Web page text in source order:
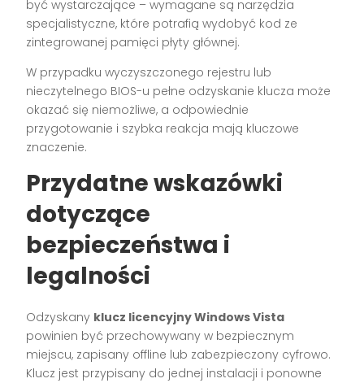
być wystarczające – wymagane są narzędzia
specjalistyczne, które potrafią wydobyć kod ze
zintegrowanej pamięci płyty głównej.
W przypadku wyczyszczonego rejestru lub
nieczytelnego BIOS-u pełne odzyskanie klucza może
okazać się niemożliwe, a odpowiednie
przygotowanie i szybka reakcja mają kluczowe
znaczenie.
Przydatne wskazówki
dotyczące
bezpieczeństwa i
legalności
Odzyskany klucz licencyjny Windows Vista
powinien być przechowywany w bezpiecznym
miejscu, zapisany offline lub zabezpieczony cyfrowo.
Klucz jest przypisany do jednej instalacji i ponowne